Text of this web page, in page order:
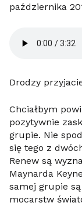
października
Drodzy
Chciałbym
pozytywnie
grupie. Nie
się tego z
Renew są
Maynarda
samej grupie
mocarstw